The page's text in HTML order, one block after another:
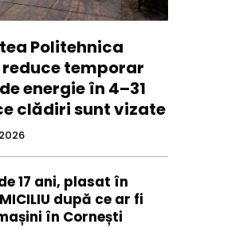
Politehnica
temporar
energie în 4–31
clădiri sunt vizate
17 ani, plasat în
după ce ar fi
în Cornești